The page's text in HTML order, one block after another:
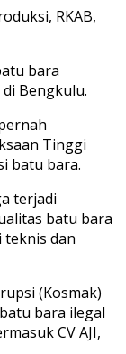
RKAB,
bara
Bengkulu.
Tinggi
batu bara.
terjadi
batu bara
dan
(Kosmak)
bara ilegal
CV AJI,